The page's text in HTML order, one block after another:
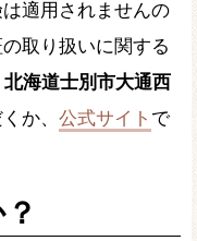
適用されませんの
取り扱いに関する
海道士別市大通西
か、 公式サイト で